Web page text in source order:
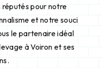
réputés pour notre
et notre souci
le partenaire idéal
à Voiron et ses